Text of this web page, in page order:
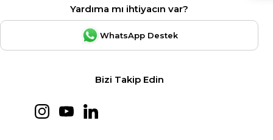
Yardıma mı ihtiyacın var?
WhatsApp Destek
Bizi Takip Edin